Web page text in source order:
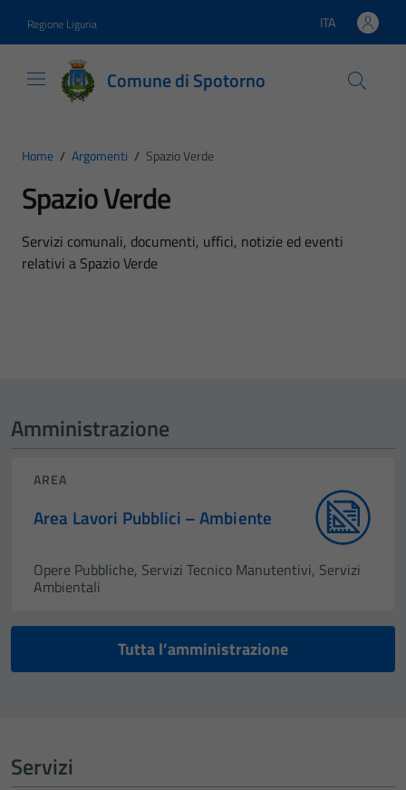
Regione Liguria Lingua attiva:
ITA
Comune di Spotorno
Home / Argomenti / Spazio Verde
Spazio Verde
Dettagli dell'argomento
Servizi comunali, documenti, uffici, notizie ed eventi
relativi a Spazio Verde
Amministrazione
AREA
Area Lavori Pubblici – Ambiente
Opere Pubbliche, Servizi Tecnico Manutentivi, Servizi
Ambientali
Tutta l’amministrazione
Servizi